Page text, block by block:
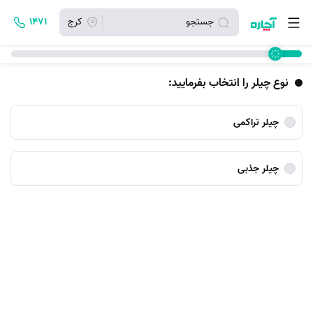
جستجو کرج ۱۴۷۱
نوع چیلر را انتخاب بفرمایید:
چیلر تراکمی
چیلر جذبی